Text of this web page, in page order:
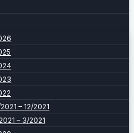
– 12/2021
– 3/2021